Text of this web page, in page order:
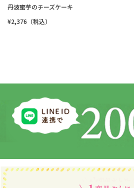
丹波蜜芋のチーズケーキ
¥2,376（税込）